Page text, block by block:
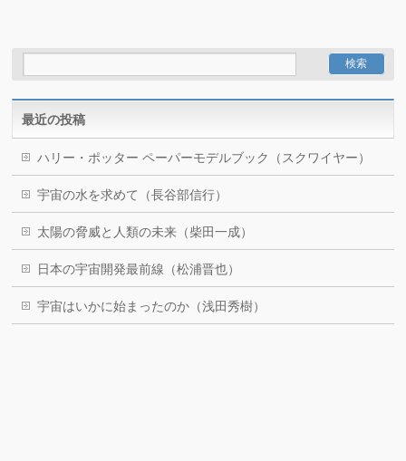
最近の投稿
ハリー・ポッター ペーパーモデルブック（スクワイヤー）
宇宙の水を求めて（長谷部信行）
太陽の脅威と人類の未来（柴田一成）
日本の宇宙開発最前線（松浦晋也）
宇宙はいかに始まったのか（浅田秀樹）